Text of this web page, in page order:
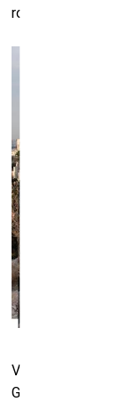
romānā “2666”.
Valentīna
Guide In Search